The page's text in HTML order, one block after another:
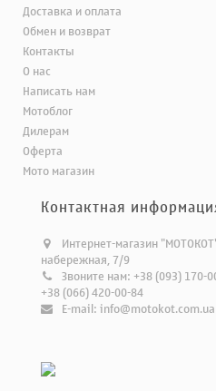
Доставка и оплата
Обмен и возврат
Контакты
О нас
Написать нам
Мотоблог
Дилерам
Оферта
Мото магазин
Контактная
Интернет-магазин
набережная, 7/9
Звоните нам: +38 (093) 170-
+38 (066) 420-00-84
E-mail:info@motokot.com.ua